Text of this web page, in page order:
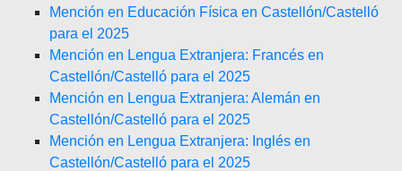
Mención en Educación Física en Castellón/Castelló
para el 2025
Mención en Lengua Extranjera: Francés en
Castellón/Castelló para el 2025
Mención en Lengua Extranjera: Alemán en
Castellón/Castelló para el 2025
Mención en Lengua Extranjera: Inglés en
Castellón/Castelló para el 2025